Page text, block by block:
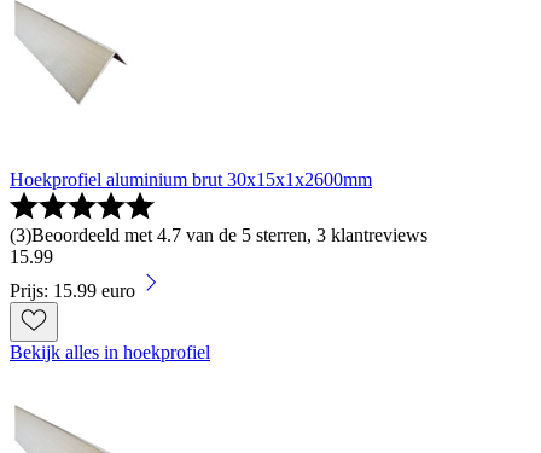
Hoekprofiel aluminium brut 30x15x1x2600mm
(3)Beoordeeld met 4.7 van de 5 sterren, 3 klantreviews
15.99
Prijs: 15.99 euro
Bekijk alles in hoekprofiel